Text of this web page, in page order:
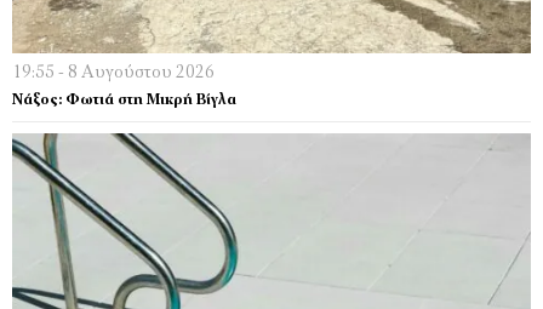
19:55 - 8 Αυγούστου 2026
Νάξος: Φωτιά στη Μικρή Βίγλα